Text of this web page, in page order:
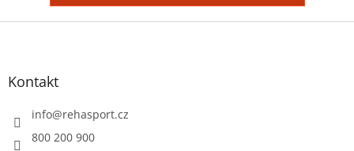
Z
Kontakt
info@rehasport.cz
800 200 900